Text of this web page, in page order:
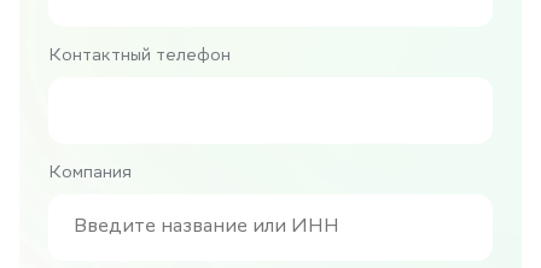
Контактный телефон
Компания